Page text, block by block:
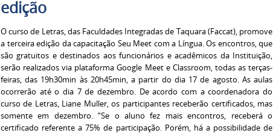
edição
O curso de Letras, das Faculdades Integradas de Taquara (Faccat), promove
a terceira edição da capacitação Seu Meet com a Língua. Os encontros, que
são gratuitos e destinados aos funcionários e acadêmicos da Instituição,
serão realizados via plataforma Google Meet e Classroom, todas as terças-
feiras, das 19h30min às 20h45min, a partir do dia 17 de agosto. As aulas
ocorrerão até o dia 7 de dezembro. De acordo com a coordenadora do
curso de Letras, Liane Muller, os participantes receberão certificados, mas
somente em dezembro. “Se o aluno fez mais encontros, receberá o
certificado referente a 75% de participação. Porém, há a possibilidade de